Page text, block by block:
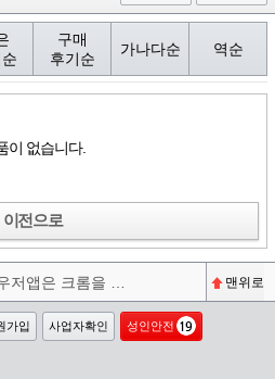
구매
후기순
가나다순 역순
이 없습니다.
이전으로
맨위로
가입 사업자확인 성인안전